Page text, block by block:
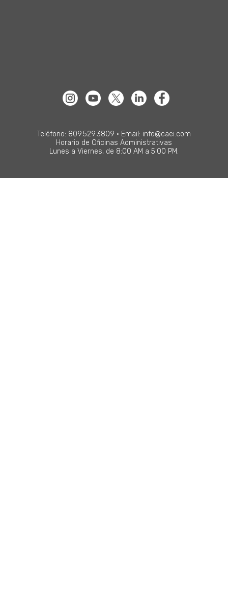
Teléfono: 809.529.3809 • Email: info@caei.com
Horario de Oficinas Administrativas
Lunes a Viernes, de 8:00 AM a 5:00 PM.